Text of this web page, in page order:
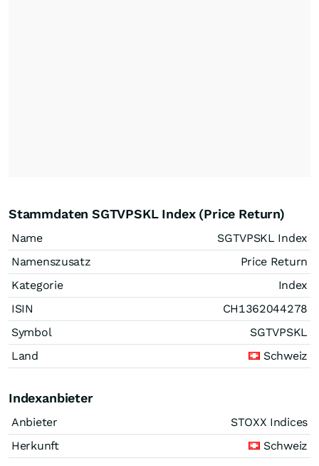
Stammdaten SGTVPSKL Index (Price Return)
Name
SGTVPSKL Index
Namenszusatz
Price Return
Kategorie
Index
ISIN
CH1362044278
Symbol
SGTVPSKL
Land
Schweiz
Indexanbieter
Anbieter
STOXX Indices
Herkunft
Schweiz